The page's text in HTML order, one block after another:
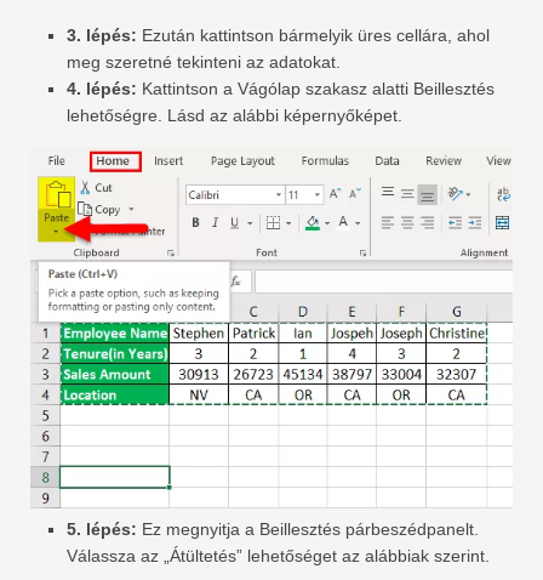
3. lépés: Ezután kattintson bármelyik üres cellára, ahol
meg szeretné tekinteni az adatokat.
4. lépés: Kattintson a Vágólap szakasz alatti Beillesztés
lehetőségre. Lásd az alábbi képernyőképet.
5. lépés: Ez megnyitja a Beillesztés párbeszédpanelt.
Válassza az „Átültetés” lehetőséget az alábbiak szerint.